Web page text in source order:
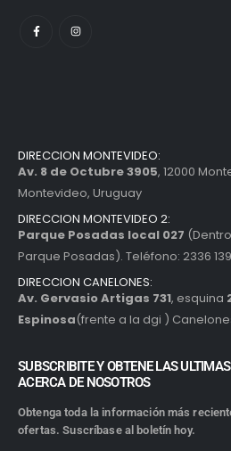
DIRECCION MONTEVIDEO:
Av. 8 de Octubre 3905, 12000
Montevideo, Uruguay
DIRECCION MONTEVIDEO 2:
Parque Posadas local 027
Parque Posadas). Teléfono: 2336
DIRECCION CANELONES:
Av. Gervasio Artigas 731, esquina
Espinosa(frente a la dgi )
SUBSCRIBITE Y OBTENE LAS
ACERCA DE NOSOTROS
Obtenga toda la información más
ofertas. Suscríbase al boletín hoy.